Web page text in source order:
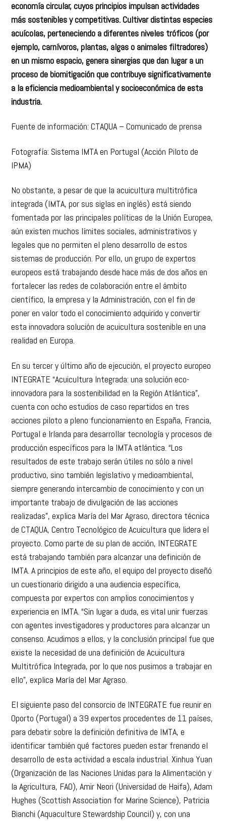
economía circular, cuyos principios impulsan actividades
más sostenibles y competitivas. Cultivar distintas especies
acuícolas, perteneciendo a diferentes niveles tróficos (por
ejemplo, carnívoros, plantas, algas o animales filtradores)
en un mismo espacio, genera sinergias que dan lugar a un
proceso de biomitigación que contribuye significativamente
a la eficiencia medioambiental y socioeconómica de esta
industria.
Fuente de información: CTAQUA – Comunicado de prensa
Fotografía: Sistema IMTA en Portugal (Acción Piloto de
IPMA)
No obstante, a pesar de que la acuicultura multitrófica
integrada (IMTA, por sus siglas en inglés) está siendo
fomentada por las principales políticas de la Unión Europea,
aún existen muchos límites sociales, administrativos y
legales que no permiten el pleno desarrollo de estos
sistemas de producción. Por ello, un grupo de expertos
europeos está trabajando desde hace más de dos años en
fortalecer las redes de colaboración entre el ámbito
científico, la empresa y la Administración, con el fin de
poner en valor todo el conocimiento adquirido y convertir
esta innovadora solución de acuicultura sostenible en una
realidad en Europa.
En su tercer y último año de ejecución, el proyecto europeo
INTEGRATE “Acuicultura Integrada: una solución eco-
innovadora para la sostenibilidad en la Región Atlántica”,
cuenta con ocho estudios de caso repartidos en tres
acciones piloto a pleno funcionamiento en España, Francia,
Portugal e Irlanda para desarrollar tecnología y procesos de
producción específicos para la IMTA atlántica. “Los
resultados de este trabajo serán útiles no sólo a nivel
productivo, sino también legislativo y medioambiental,
siempre generando intercambio de conocimiento y con un
importante trabajo de divulgación de las acciones
realizadas”, explica María del Mar Agraso, directora técnica
de CTAQUA, Centro Tecnológico de Acuicultura que lidera el
proyecto. Como parte de su plan de acción, INTEGRATE
está trabajando también para alcanzar una definición de
IMTA. A principios de este año, el equipo del proyecto diseñó
un cuestionario dirigido a una audiencia específica,
compuesta por expertos con amplios conocimientos y
experiencia en IMTA. “Sin lugar a duda, es vital unir fuerzas
con agentes investigadores y productores para alcanzar un
consenso. Acudimos a ellos, y la conclusión principal fue que
existe la necesidad de una definición de Acuicultura
Multitrófica Integrada, por lo que nos pusimos a trabajar en
ello”, explica María del Mar Agraso.
El siguiente paso del consorcio de INTEGRATE fue reunir en
Oporto (Portugal) a 39 expertos procedentes de 11 países,
para debatir sobre la definición definitiva de IMTA, e
identificar también qué factores pueden estar frenando el
desarrollo de esta actividad a escala industrial. Xinhua Yuan
(Organización de las Naciones Unidas para la Alimentación y
la Agricultura, FAO), Amir Neori (Universidad de Haifa), Adam
Hughes (Scottish Association for Marine Science), Patricia
Bianchi (Aquaculture Stewardship Council) y, con una